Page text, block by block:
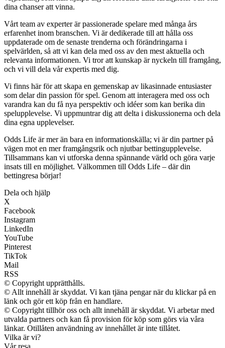
dina chanser att vinna.
Vårt team av experter är passionerade spelare med många års
erfarenhet inom branschen. Vi är dedikerade till att hålla oss
uppdaterade om de senaste trenderna och förändringarna i
spelvärlden, så att vi kan dela med oss av den mest aktuella och
relevanta informationen. Vi tror att kunskap är nyckeln till framgång,
och vi vill dela vår expertis med dig.
Vi finns här för att skapa en gemenskap av likasinnade entusiaster
som delar din passion för spel. Genom att interagera med oss och
varandra kan du få nya perspektiv och idéer som kan berika din
spelupplevelse. Vi uppmuntrar dig att delta i diskussionerna och dela
dina egna upplevelser.
Odds Life är mer än bara en informationskälla; vi är din partner på
vägen mot en mer framgångsrik och njutbar bettingupplevelse.
Tillsammans kan vi utforska denna spännande värld och göra varje
insats till en möjlighet. Välkommen till Odds Life – där din
bettingresa börjar!
Dela och hjälp
X
Facebook
Instagram
LinkedIn
YouTube
Pinterest
TikTok
Mail
RSS
© Copyright upprätthålls.
© Allt innehåll är skyddat. Vi kan tjäna pengar när du klickar på en
länk och gör ett köp från en handlare.
© Copyright tillhör oss och allt innehåll är skyddat. Vi arbetar med
utvalda partners och kan få provision för köp som görs via våra
länkar. Otillåten användning av innehållet är inte tillåtet.
Vilka är vi?